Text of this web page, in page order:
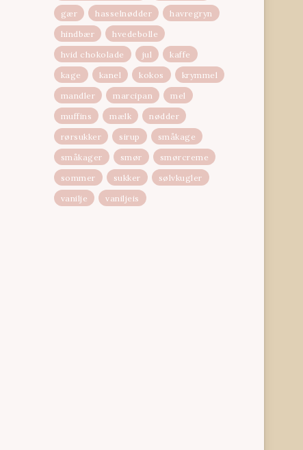
gær
hasselnødder
havregryn
hindbær
hvedebolle
hvid chokolade
jul
kaffe
kage
kanel kokos
krymmel
mandler
marcipan
mel
muffins
mælk
nødder
rørsukker
sirup
småkage
småkager
smør
smørcreme
sommer
sukker
sølvkugler
vanilje
vaniljeis